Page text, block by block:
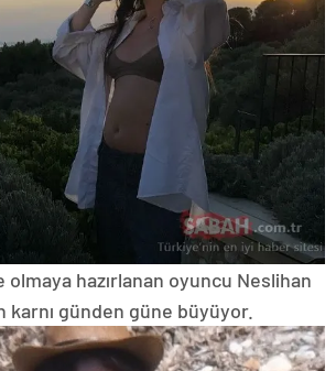
olmaya hazırlanan oyuncu Neslihan
karnı günden güne büyüyor.